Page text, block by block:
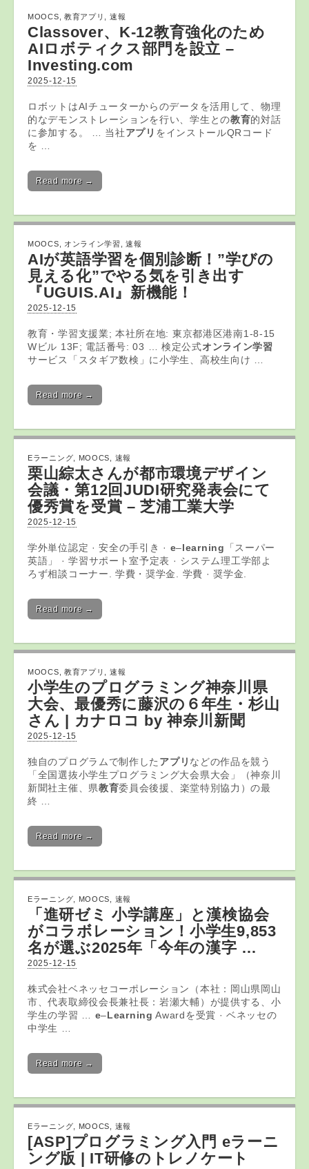
MOOCS 教育アプリ 速報
Classover、K-12教育強化のため
AIロボティクス部門を設立 –
Investing.com
2025-12-15
ロボットはAIチューターからのデータを活用して、物理
的なデモンストレーションを行い、学生との教育的対話
に参加する。 … 当社アプリ をインストールQRコード
を …
Read more →
MOOCS オンライン学習 ,速報
AIが英語学習を個別診断！”学びの
見える化”でやる気を引き出す
『UGUIS.AI』新機能！
2025-12-15
教育・学習支援業; 本社所在地: 東京都港区港南1-8-15
Wビル 13F; 電話番号: 03 … 検定公式オンライン学習
サービス「スタギア数検」に小学生、高校生向け …
Read more →
Eラーニング MOOCS 速報
栗山綜太さんが都市環境デザイン
会議・第12回JUDI研究発表会にて
優秀賞を受賞 – 芝浦工業大学
2025-12-15
学外単位認定 · 安全の手引き · e–learning
「スーパー
英語」 · 学習サポート室予定表 · システム理工学部よ
ろず相談コーナー. 学費・奨学金. 学費 · 奨学金.
Read more →
MOOCS 教育アプリ 速報
小学生のプログラミング神奈川県
大会、最優秀に藤沢の６年生・杉山
さん | カナロコ by 神奈川新聞
2025-12-15
独自のプログラムで制作した アプリ などの作品を競う
「全国選抜小学生プログラミング大会県大会」（神奈川
新聞社主催、県教育委員会後援、楽堂特別協力）の最
終 …
Read more →
Eラーニング MOOCS 速報
「進研ゼミ 小学講座」と漢検協会
がコラボレーション！小学生9,853
名が選ぶ2025年「今年の漢字 …
2025-12-15
株式会社ベネッセコーポレーション（本社：岡山県岡山
市、代表取締役会長兼社長：岩瀬大輔）が提供する、小
学生の学習 … e–Learning Awardを受賞 · ベネッセの
中学生 …
Read more →
Eラーニング MOOCS 速報
[ASP]プログラミング入門 eラーニ
ング版 | IT研修のトレノケート